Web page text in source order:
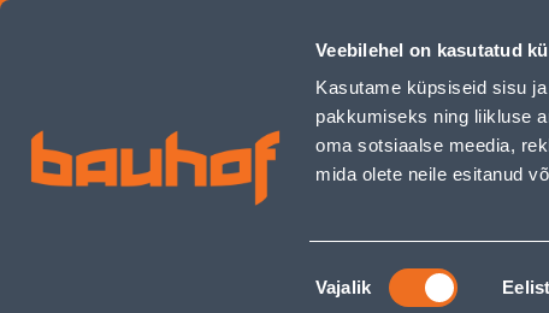
Veebilehel on kasutatud
Kasutame küpsiseid sisu
pakkumiseks ning liikluse
oma sotsiaalse meedia,
mida olete neile esitanud
Nõusoleku
valik
Vajalik
NIISKUSEIMAJA METYLAN MICRO 3IN1 VIRSIK TÄITETABLETT
Обслуживание бизнес-клиентов
АКЦИИ